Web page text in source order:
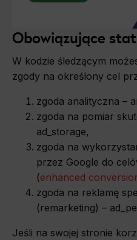
Obowiązujące
W kodzie śledzącym
zgody na określony cel
zgoda analityczna –
zgoda na pomiar
ad_storage,
zgoda na
przez Google do
(enhanced
zgoda na reklamę
(remarketing) –
Jeśli na swojej stronie